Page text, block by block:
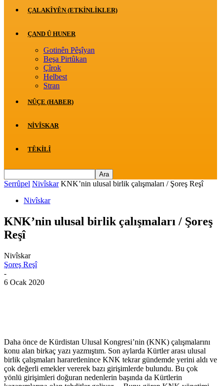
ÇALAKÎYÊN (ETKINLIKLER)
ÇAND Û HUNER
Gotinên Pêşîyan
Beşa Pirtûkan
Çîrok
Helbest
Stran
NÛÇE (HABER)
NIVÎSKAR
TÊKILÎ
Serrûpel Nivîskar KNK’nin ulusal birlik çalışmaları / Şoreş Reşî
Nivîskar
KNK’nin ulusal birlik çalışmaları / Şoreş
Reşî
Nivîskar
Şoreş Reşî
-
6 Ocak 2020
Daha önce de Kürdistan Ulusal Kongresi’nin (KNK) çalışmalarını
konu alan birkaç yazı yazmıştım. Son aylarda Kürtler arası ulusal
birlik çalışmaları hararetlenince KNK tekrar gündemde yerini aldı ve
çok değerli emekler vererek bazı girişimlerde bulundu. Bu çok
yönlü girişimleri doğuran nedenlerin başında da Kürtlerin